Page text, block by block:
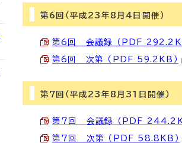
第6回（平成23年8月4日開催）
第6回 会議録 （PDF
第6回 次第 （PDF 59.2KB）
第7回（平成23年8月31日開催）
第7回 会議録 （PDF
第7回 次第 （PDF 58.8KB）